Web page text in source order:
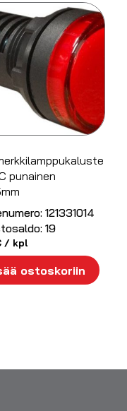
punainen
121331014
19
/ kpl
ostoskoriin